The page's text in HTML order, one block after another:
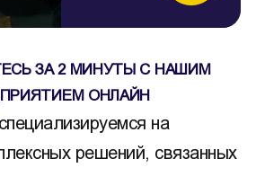
ЗА 2 МИНУТЫ С НАШИМ
ОНЛАЙН
на
решений, связанных